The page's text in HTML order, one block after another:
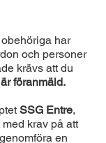
har
och personer
krävs att du
föranmäld.
SSG Entre,
krav på att
en